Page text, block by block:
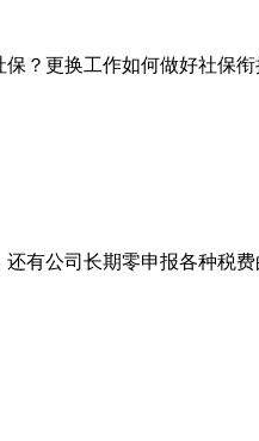
？更换工作如何做好社保衔
有公司长期零申报各种税